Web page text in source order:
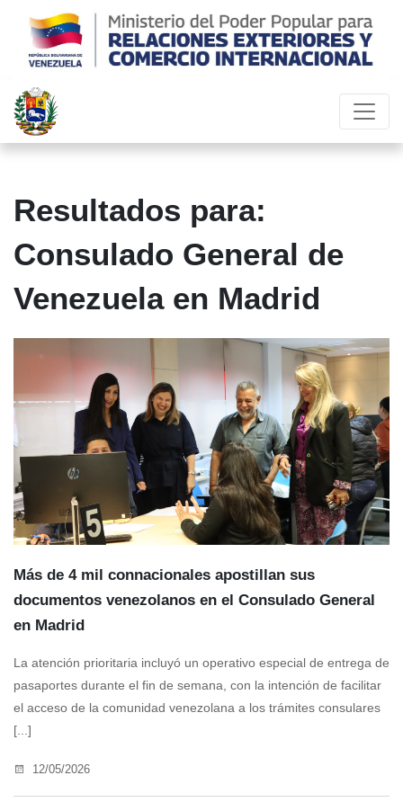
Resultados para:
Consulado General de
Venezuela en Madrid
Más de 4 mil connacionales apostillan sus
documentos venezolanos en el Consulado General
en Madrid
La atención prioritaria incluyó un operativo especial de entrega de
pasaportes durante el fin de semana, con la intención de facilitar
el acceso de la comunidad venezolana a los trámites consulares
[...]
12/05/2026